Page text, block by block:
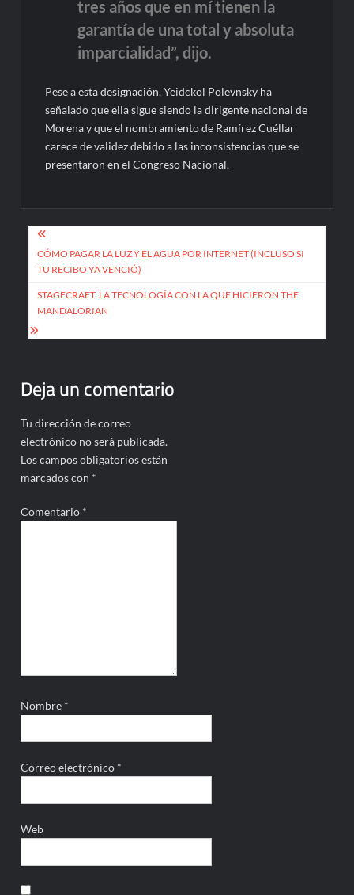
tres años que en mí tienen la
garantía de una total y absoluta
imparcialidad”, dijo.
Pese a esta designación, Yeidckol Polevnsky ha
señalado que ella sigue siendo la dirigente nacional de
Morena y que el nombramiento de Ramírez Cuéllar
carece de validez debido a las inconsistencias que se
presentaron en el Congreso Nacional.
Navegación
de
entradas
CÓMO PAGAR LA LUZ Y EL AGUA POR INTERNET (INCLUSO SI
TU RECIBO YA VENCIÓ)
STAGECRAFT: LA TECNOLOGÍA CON LA QUE HICIERON THE
MANDALORIAN
Deja un comentario
Tu dirección de correo
electrónico no será publicada.
Los campos obligatorios están
marcados con *
Comentario *
Nombre *
Correo electrónico *
Web